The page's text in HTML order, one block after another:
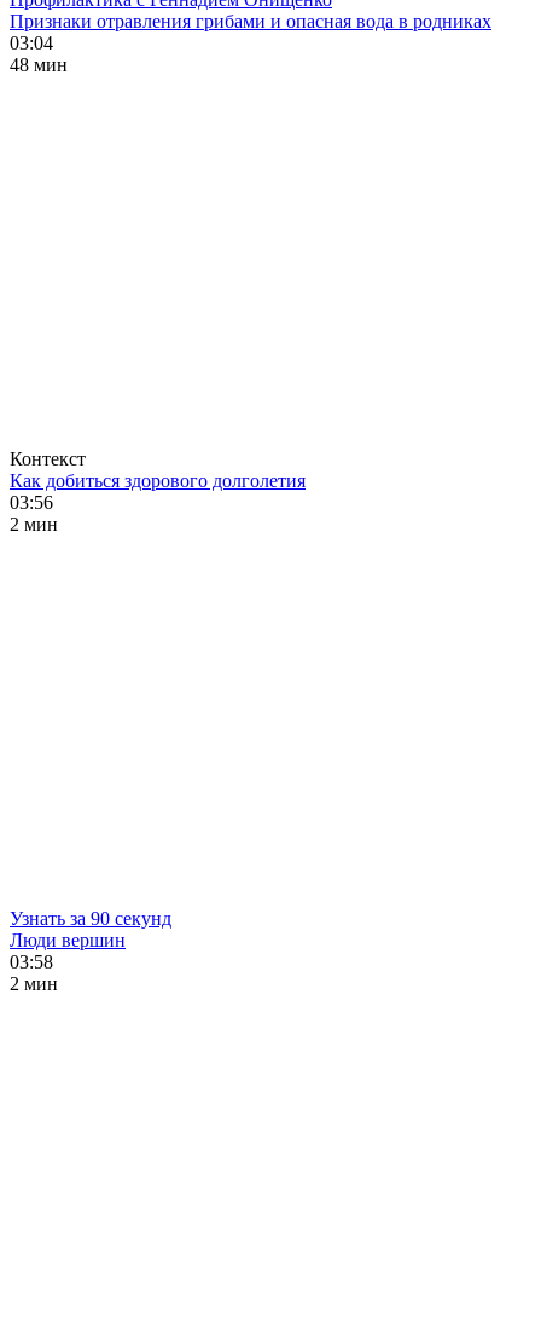
Признаки отравления грибами и опасная вода в родниках
03:04
48 мин
Контекст
Как добиться здорового долголетия
03:56
2 мин
Узнать за 90 секунд
Люди вершин
03:58
2 мин